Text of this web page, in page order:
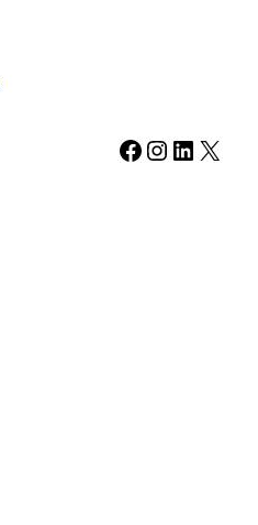
Facebook Instagram LinkedIn X